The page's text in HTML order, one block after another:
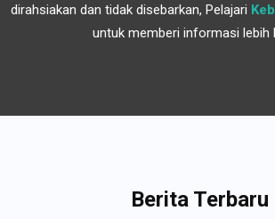
dirahsiakan dan tidak disebarkan, Pelajari
untuk memberi informasi lebih
Berita Terbaru